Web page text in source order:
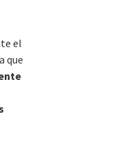
el
que